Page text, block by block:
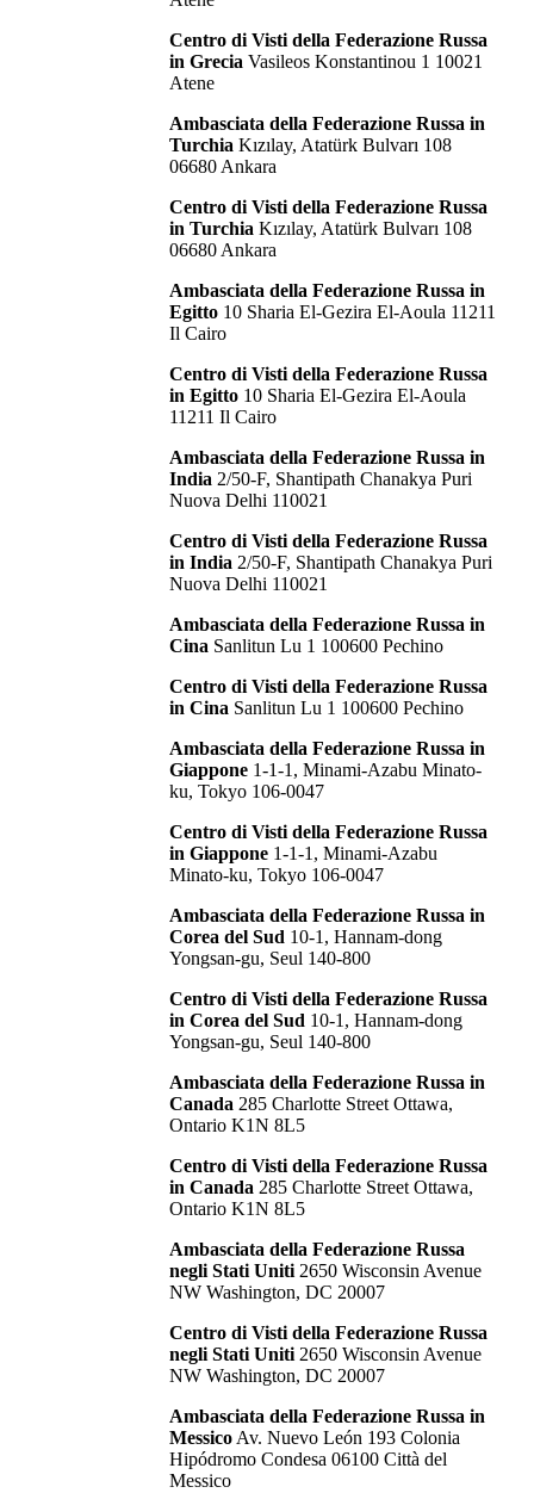
Centro di Visti della Federazione Russa
in Grecia Vasileos Konstantinou 1 10021
Atene
Ambasciata della Federazione Russa in
Turchia Kızılay, Atatürk Bulvarı 108
06680 Ankara
Centro di Visti della Federazione Russa
in Turchia Kızılay, Atatürk Bulvarı 108
06680 Ankara
Ambasciata della Federazione Russa in
Egitto 10 Sharia El-Gezira El-Aoula 11211
Il Cairo
Centro di Visti della Federazione Russa
in Egitto 10 Sharia El-Gezira El-Aoula
11211 Il Cairo
Ambasciata della Federazione Russa in
India 2/50-F, Shantipath Chanakya Puri
Nuova Delhi 110021
Centro di Visti della Federazione Russa
in India 2/50-F, Shantipath Chanakya Puri
Nuova Delhi 110021
Ambasciata della Federazione Russa in
Cina Sanlitun Lu 1 100600 Pechino
Centro di Visti della Federazione Russa
in Cina Sanlitun Lu 1 100600 Pechino
Ambasciata della Federazione Russa in
Giappone 1-1-1, Minami-Azabu Minato-
ku, Tokyo 106-0047
Centro di Visti della Federazione Russa
in Giappone 1-1-1, Minami-Azabu
Minato-ku, Tokyo 106-0047
Ambasciata della Federazione Russa in
Corea del Sud 10-1, Hannam-dong
Yongsan-gu, Seul 140-800
Centro di Visti della Federazione Russa
in Corea del Sud 10-1, Hannam-dong
Yongsan-gu, Seul 140-800
Ambasciata della Federazione Russa in
Canada 285 Charlotte Street Ottawa,
Ontario K1N 8L5
Centro di Visti della Federazione Russa
in Canada 285 Charlotte Street Ottawa,
Ontario K1N 8L5
Ambasciata della Federazione Russa
negli Stati Uniti 2650 Wisconsin Avenue
NW Washington, DC 20007
Centro di Visti della Federazione Russa
negli Stati Uniti 2650 Wisconsin Avenue
NW Washington, DC 20007
Ambasciata della Federazione Russa in
Messico Av. Nuevo León 193 Colonia
Hipódromo Condesa 06100 Città del
Messico